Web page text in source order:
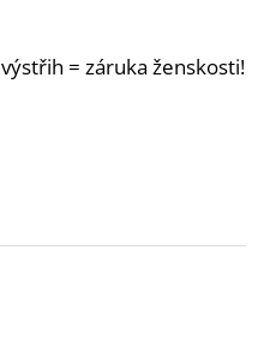
= záruka ženskosti!